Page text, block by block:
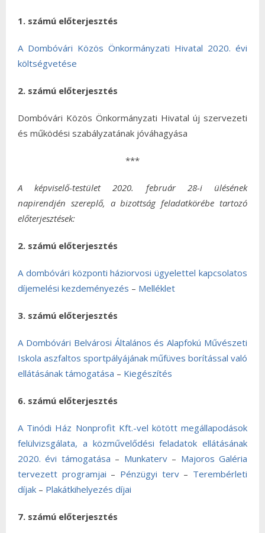
1. számú előterjesztés
A Dombóvári Közös Önkormányzati Hivatal 2020. évi
költségvetése
2. számú előterjesztés
Dombóvári Közös Önkormányzati Hivatal új szervezeti
és működési szabályzatának jóváhagyása
***
A képviselő-testület 2020. február 28-i ülésének
napirendjén szereplő, a bizottság feladatkörébe tartozó
előterjesztések:
2. számú előterjesztés
A dombóvári központi háziorvosi ügyelettel kapcsolatos
díjemelési kezdeményezés – Melléklet
3. számú előterjesztés
A Dombóvári Belvárosi Általános és Alapfokú Művészeti
Iskola aszfaltos sportpályájának műfüves borítással való
ellátásának támogatása – Kiegészítés
6. számú előterjesztés
A Tinódi Ház Nonprofit Kft.-vel kötött megállapodások
felülvizsgálata, a közművelődési feladatok ellátásának
2020. évi támogatása – Munkaterv – Majoros Galéria
tervezett programjai – Pénzügyi terv– Terembérleti
díjak – Plakátkihelyezés díjai
7. számú előterjesztés